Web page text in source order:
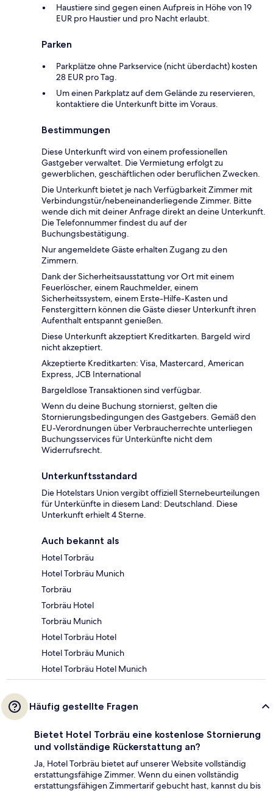
Haustiere sind gegen einen Aufpreis in Höhe von 19
EUR pro Haustier und pro Nacht erlaubt.
Parken
Parkplätze ohne Parkservice (nicht überdacht) kosten
28 EUR pro Tag.
Um einen Parkplatz auf dem Gelände zu reservieren,
kontaktiere die Unterkunft bitte im Voraus.
Bestimmungen
Diese Unterkunft wird von einem professionellen
Gastgeber verwaltet. Die Vermietung erfolgt zu
gewerblichen, geschäftlichen oder beruflichen Zwecken.
Die Unterkunft bietet je nach Verfügbarkeit Zimmer mit
Verbindungstür/nebeneinanderliegende Zimmer. Bitte
wende dich mit deiner Anfrage direkt an deine Unterkunft.
Die Telefonnummer findest du auf der
Buchungsbestätigung.
Nur angemeldete Gäste erhalten Zugang zu den
Zimmern.
Dank der Sicherheitsausstattung vor Ort mit einem
Feuerlöscher, einem Rauchmelder, einem
Sicherheitssystem, einem Erste-Hilfe-Kasten und
Fenstergittern können die Gäste dieser Unterkunft ihren
Aufenthalt entspannt genießen.
Diese Unterkunft akzeptiert Kreditkarten. Bargeld wird
nicht akzeptiert.
Akzeptierte Kreditkarten: Visa, Mastercard, American
Express, JCB International
Bargeldlose Transaktionen sind verfügbar.
Wenn du deine Buchung stornierst, gelten die
Stornierungsbedingungen des Gastgebers. Gemäß den
EU-Verordnungen über Verbraucherrechte unterliegen
Buchungsservices für Unterkünfte nicht dem
Widerrufsrecht.
Unterkunftsstandard
Die Hotelstars Union vergibt offiziell Sternebeurteilungen
für Unterkünfte in diesem Land: Deutschland. Diese
Unterkunft erhielt 4 Sterne.
Auch bekannt als
Hotel Torbräu
Hotel Torbräu Munich
Torbräu
Torbräu Hotel
Torbräu Munich
Hotel Torbräu Hotel
Hotel Torbräu Munich
Hotel Torbräu Hotel Munich
Häufig gestellte Fragen
Bietet Hotel Torbräu eine kostenlose Stornierung
und vollständige Rückerstattung an?
Ja, Hotel Torbräu bietet auf unserer Website vollständig
erstattungsfähige Zimmer. Wenn du einen vollständig
erstattungsfähigen Zimmertarif gebucht hast, kannst du bis